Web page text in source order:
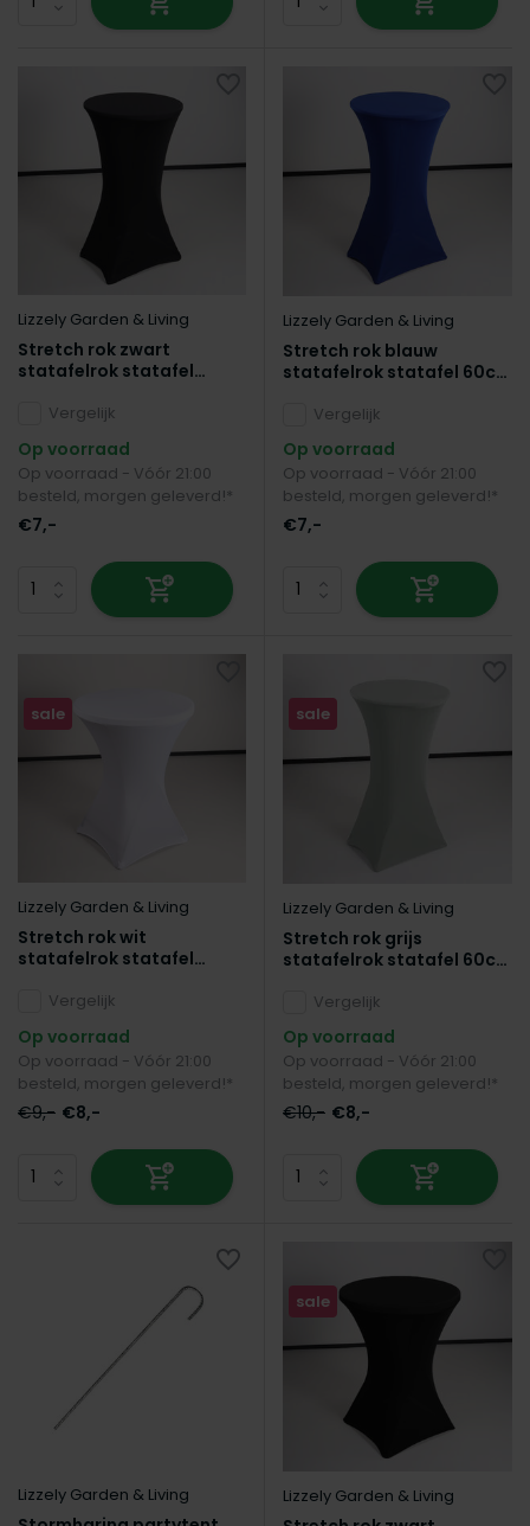
Lizzely Garden & Living
Stretch rok zwart
statafelrok statafel
Vergelijk
Op voorraad
Op voorraad - Vóór 21:00
besteld, morgen geleverd!*
€7,-
Lizzely Garden & Living
Stretch rok blauw
statafelrok statafel 60cm
Vergelijk
Op voorraad
Op voorraad - Vóór 21:00
besteld, morgen geleverd!*
€7,-
sale
Lizzely Garden & Living
Stretch rok wit
statafelrok statafel
Vergelijk
Op voorraad
Op voorraad - Vóór 21:00
besteld, morgen geleverd!*
€9,- €8,-
sale
Lizzely Garden & Living
Stretch rok grijs
statafelrok statafel 60cm
Vergelijk
Op voorraad
Op voorraad - Vóór 21:00
besteld, morgen geleverd!*
€10,- €8,-
Lizzely Garden & Living
sale
Lizzely Garden & Living